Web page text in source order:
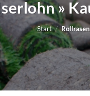
»
Start / Rollrasen